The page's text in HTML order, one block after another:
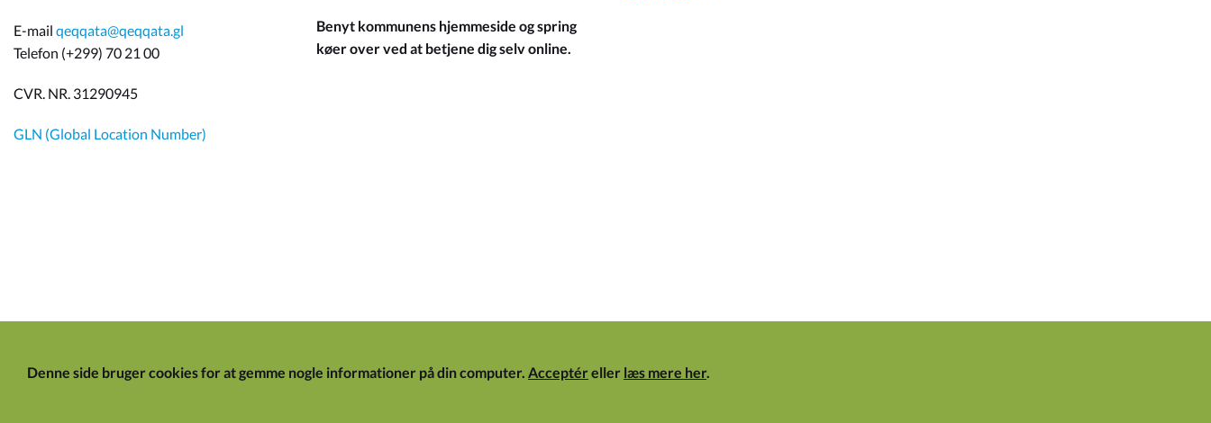
E-mail qeqqata@qeqqata.gl
Telefon (+299) 70 21 00
CVR. NR. 31290945
GLN (Global Location Number)
Benyt kommunens hjemmeside og spring
køer over ved at betjene dig selv online.
Denne side bruger cookies for at gemme nogle informationer på din computer. Acceptéreller læs mere her.